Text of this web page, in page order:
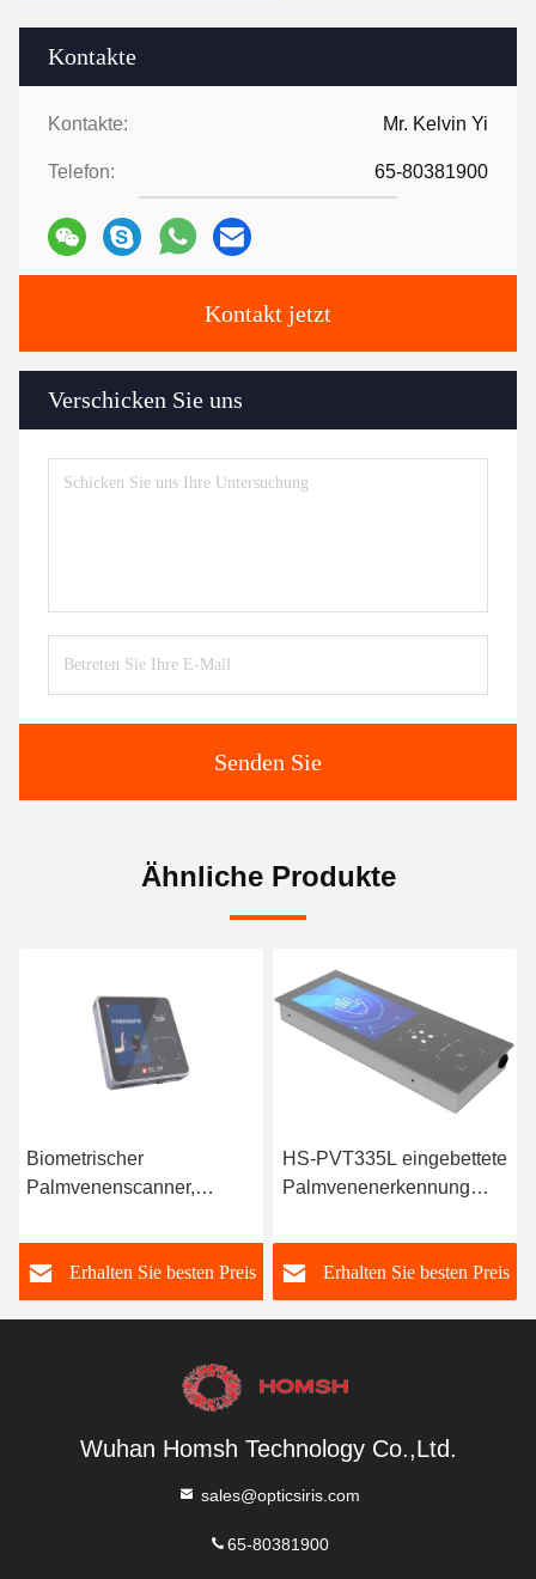
Kontakte
Kontakte: Mr. Kelvin Yi
Telefon: 65-80381900
Kontakt jetzt
Verschicken Sie uns
Senden Sie
Ähnliche Produkte
Preis
HS-PVT335L eingebettete
Palmvenenerkennung
Ein)
Erhalten Sie besten Preis
HS-PVT338
Android-Terminal
Erhalten Sie
Wuhan Homsh Technology Co.,Ltd.
sales@opticsiris.com
65-80381900